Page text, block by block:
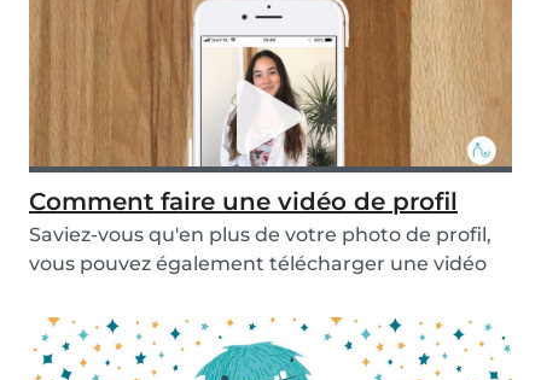
Comment faire une vidéo de profil
Saviez-vous qu'en plus de votre photo de profil,
vous pouvez également télécharger une vidéo